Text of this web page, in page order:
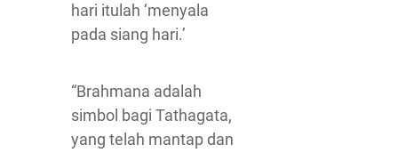
hari itulah ‘menyala
pada siang hari.’
“Brahmana adalah
simbol bagi Tathagata,
yang telah mantap dan